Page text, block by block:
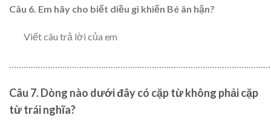
Câu 6. Em hãy cho biết diều gì khiến Bé ân hận?
Viết câu trả lời của em
Câu 7. Dòng nào dưới đây có cặp từkhông phảicặp
từ trái nghĩa?